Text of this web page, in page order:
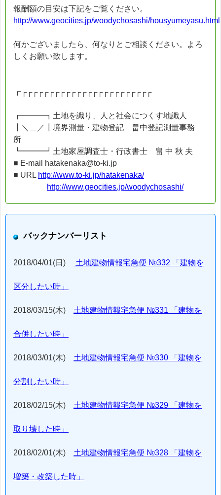
報酬額の目安は下記をご覧ください。
http://www.geocities.jp/woodychosashi/housyumeyasu.html
何かございましたら、何なりとご相談ください。よろ
しくお願い致します。
┏┌┌┌┌┌┌┌┌┌┌┌┌┌┌┌┌┌┌┌┌┌┌┌┌
┏━━━┓土地を識り、人と社会につくす地識人
┃＼＿／┃境界測量・建物登記 畠中登記測量事務
所
┗━━━┛土地家屋調査士・行政書士 畠 中 秋 夫
■ E-mail hatakenaka@to-ki.jp
■ URL http://www.to-ki.jp/hatakenaka/
http://www.geocities.jp/woodychosashi/
バックナンバーリスト
2018/04/01(日) 土地建物情報宅急便 №332 「建物を
区分したい時」
2018/03/15(木) 土地建物情報宅急便 №331 「建物を
合併したい時」
2018/03/01(木) 土地建物情報宅急便 №330 「建物を
分割したい時」
2018/02/15(木) 土地建物情報宅急便 №329 「建物を
取り壊した時」
2018/02/01(木) 土地建物情報宅急便 №328 「建物を
増築・改築した時」